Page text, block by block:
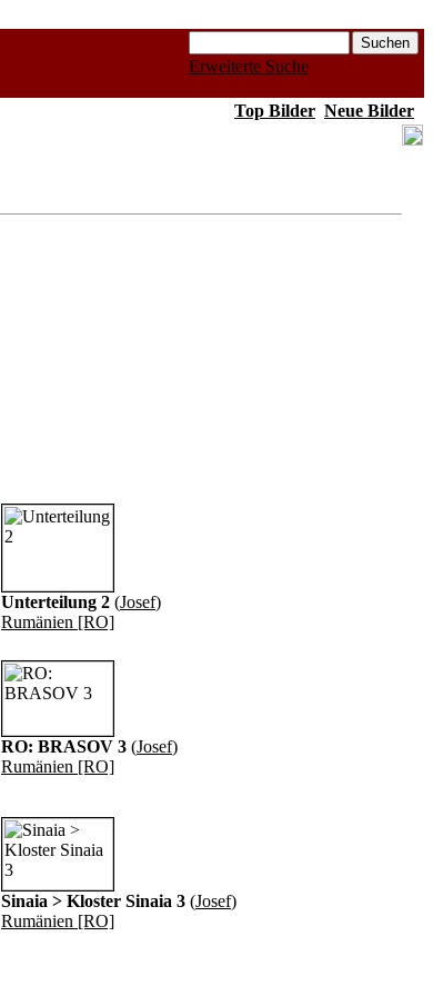
Erweiterte Suche
Top Bilder Neue Bilder
Unterteilung 2 (Josef)
Rumänien [RO]
RO: BRASOV 3 (Josef)
Rumänien [RO]
Sinaia > Kloster Sinaia 3 (Josef)
Rumänien [RO]